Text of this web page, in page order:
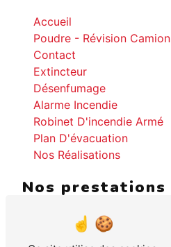
Accueil
Poudre - Révision Camion
Contact
Extincteur
Désenfumage
Alarme Incendie
Robinet D'incendie Armé
Plan D'évacuation
Nos Réalisations
Nos prestations
Désenfumage
Extinction Automatique